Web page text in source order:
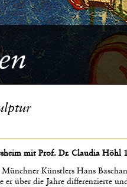
mit Prof. Dr. Claudia Höhl
Künstlers Hans
über die Jahre differenzierte